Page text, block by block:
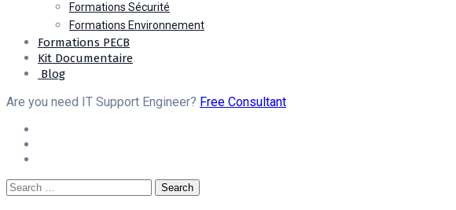
Formations Sécurité
Formations Environnement
Formations PECB
Kit Documentaire
Blog
Are you need IT Support Engineer? Free Consultant